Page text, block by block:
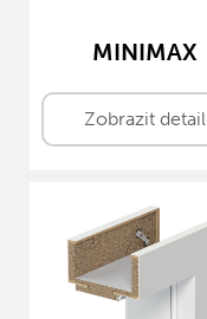
MINIMAX
Zobrazit detail